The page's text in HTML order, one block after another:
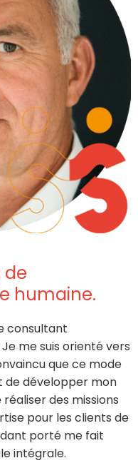
de
humaine.
consultant
me suis orienté vers
que ce mode
développer mon
des missions
pour les clients de
porté me fait
intégrale.